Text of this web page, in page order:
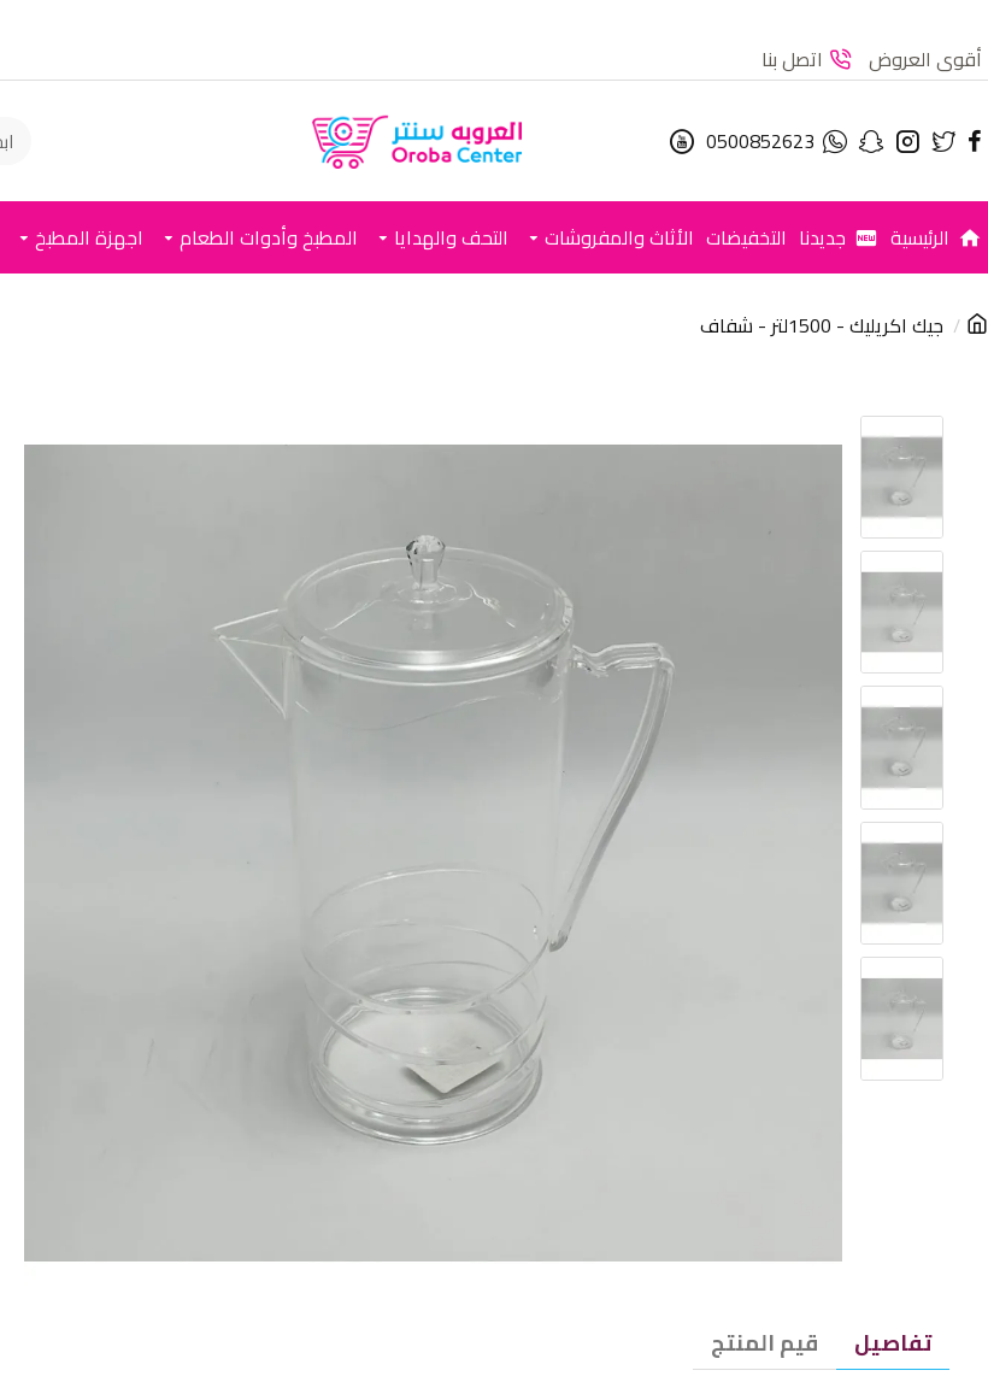
أقوى العروض اتصل بنا
0500852623
الرئيسية جديدنا التخفيضات الأثاث والمفروشات التحف والهدايا المطبخ وأدوات الطعام اجهزة المطبخ
جيك اكريليك - 1500لتر - شفاف
تفاصيل قيم المنتج